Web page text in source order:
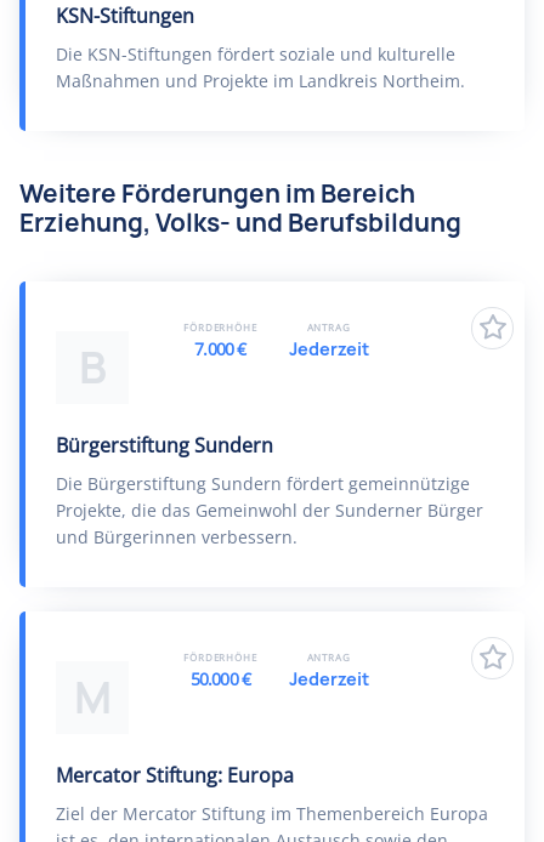
KSN-Stiftungen
Die KSN-Stiftungen fördert soziale und kulturelle
Maßnahmen und Projekte im Landkreis Northeim.
Weitere Förderungen im Bereich
Erziehung, Volks- und Berufsbildung
B
Bürgerstiftung Sundern
Die Bürgerstiftung Sundern fördert gemeinnützige
Projekte, die das Gemeinwohl der Sunderner Bürger
und Bürgerinnen verbessern.
FÖRDERHÖHE
7.000 €
ANTRAG
Jederzeit
M
Mercator Stiftung: Europa
Ziel der Mercator Stiftung im Themenbereich Europa
FÖRDERHÖHE
50.000 €
ANTRAG
Jederzeit